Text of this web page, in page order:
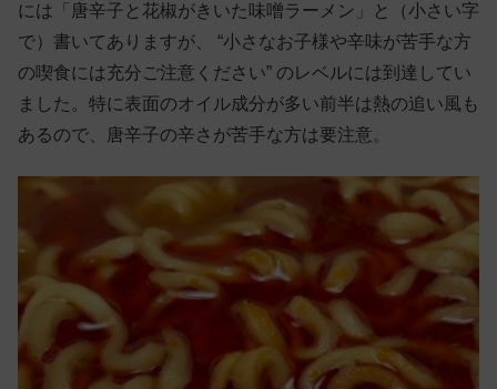
には「唐辛子と花椒がきいた味噌ラーメン」と（小さい字
で）書いてありますが、 “小さなお子様や辛味が苦手な方
の喫食には充分ご注意ください” のレベルには到達してい
ました。特に表面のオイル成分が多い前半は熱の追い風も
あるので、唐辛子の辛さが苦手な方は要注意。